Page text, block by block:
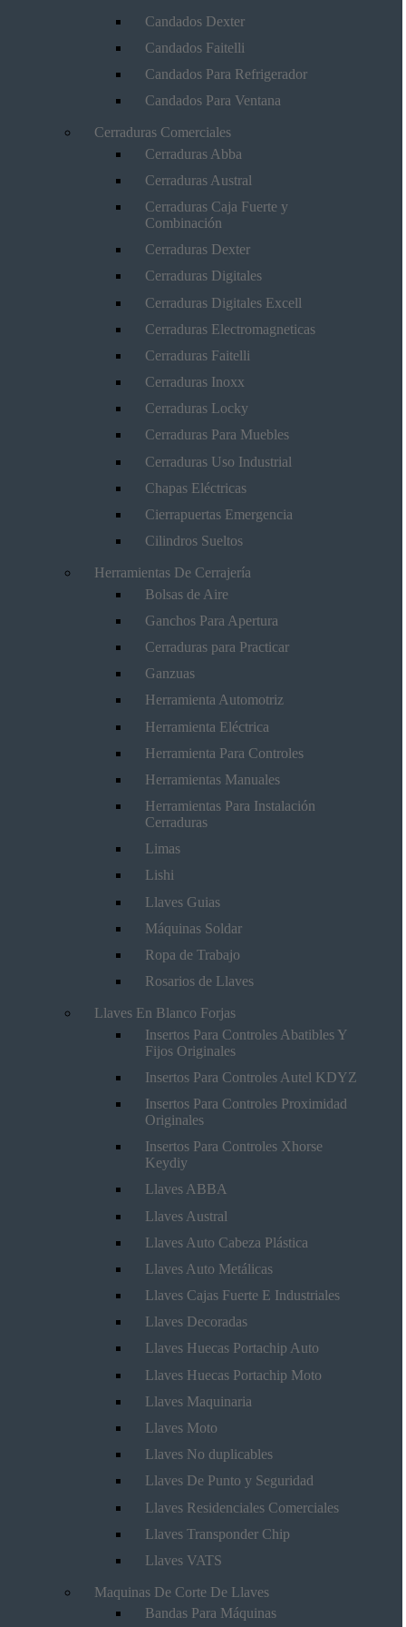
Candados Dexter
Candados Faitelli
Candados Para Refrigerador
Candados Para Ventana
Cerraduras Comerciales
Cerraduras Abba
Cerraduras Austral
Cerraduras Caja Fuerte y
Combinación
Cerraduras Dexter
Cerraduras Digitales
Cerraduras Digitales Excell
Cerraduras Electromagneticas
Cerraduras Faitelli
Cerraduras Inoxx
Cerraduras Locky
Cerraduras Para Muebles
Cerraduras Uso Industrial
Chapas Eléctricas
Cierrapuertas Emergencia
Cilindros Sueltos
Herramientas De Cerrajería
Bolsas de Aire
Ganchos Para Apertura
Cerraduras para Practicar
Ganzuas
Herramienta Automotriz
Herramienta Eléctrica
Herramienta Para Controles
Herramientas Manuales
Herramientas Para Instalación
Cerraduras
Limas
Lishi
Llaves Guias
Máquinas Soldar
Ropa de Trabajo
Rosarios de Llaves
Llaves En Blanco Forjas
Insertos Para Controles Abatibles Y
Fijos Originales
Insertos Para Controles Autel KDYZ
Insertos Para Controles Proximidad
Originales
Insertos Para Controles Xhorse
Keydiy
Llaves ABBA
Llaves Austral
Llaves Auto Cabeza Plástica
Llaves Auto Metálicas
Llaves Cajas Fuerte E Industriales
Llaves Decoradas
Llaves Huecas Portachip Auto
Llaves Huecas Portachip Moto
Llaves Maquinaria
Llaves Moto
Llaves No duplicables
Llaves De Punto y Seguridad
Llaves Residenciales Comerciales
Llaves Transponder Chip
Llaves VATS
Maquinas De Corte De Llaves
Bandas Para Máquinas